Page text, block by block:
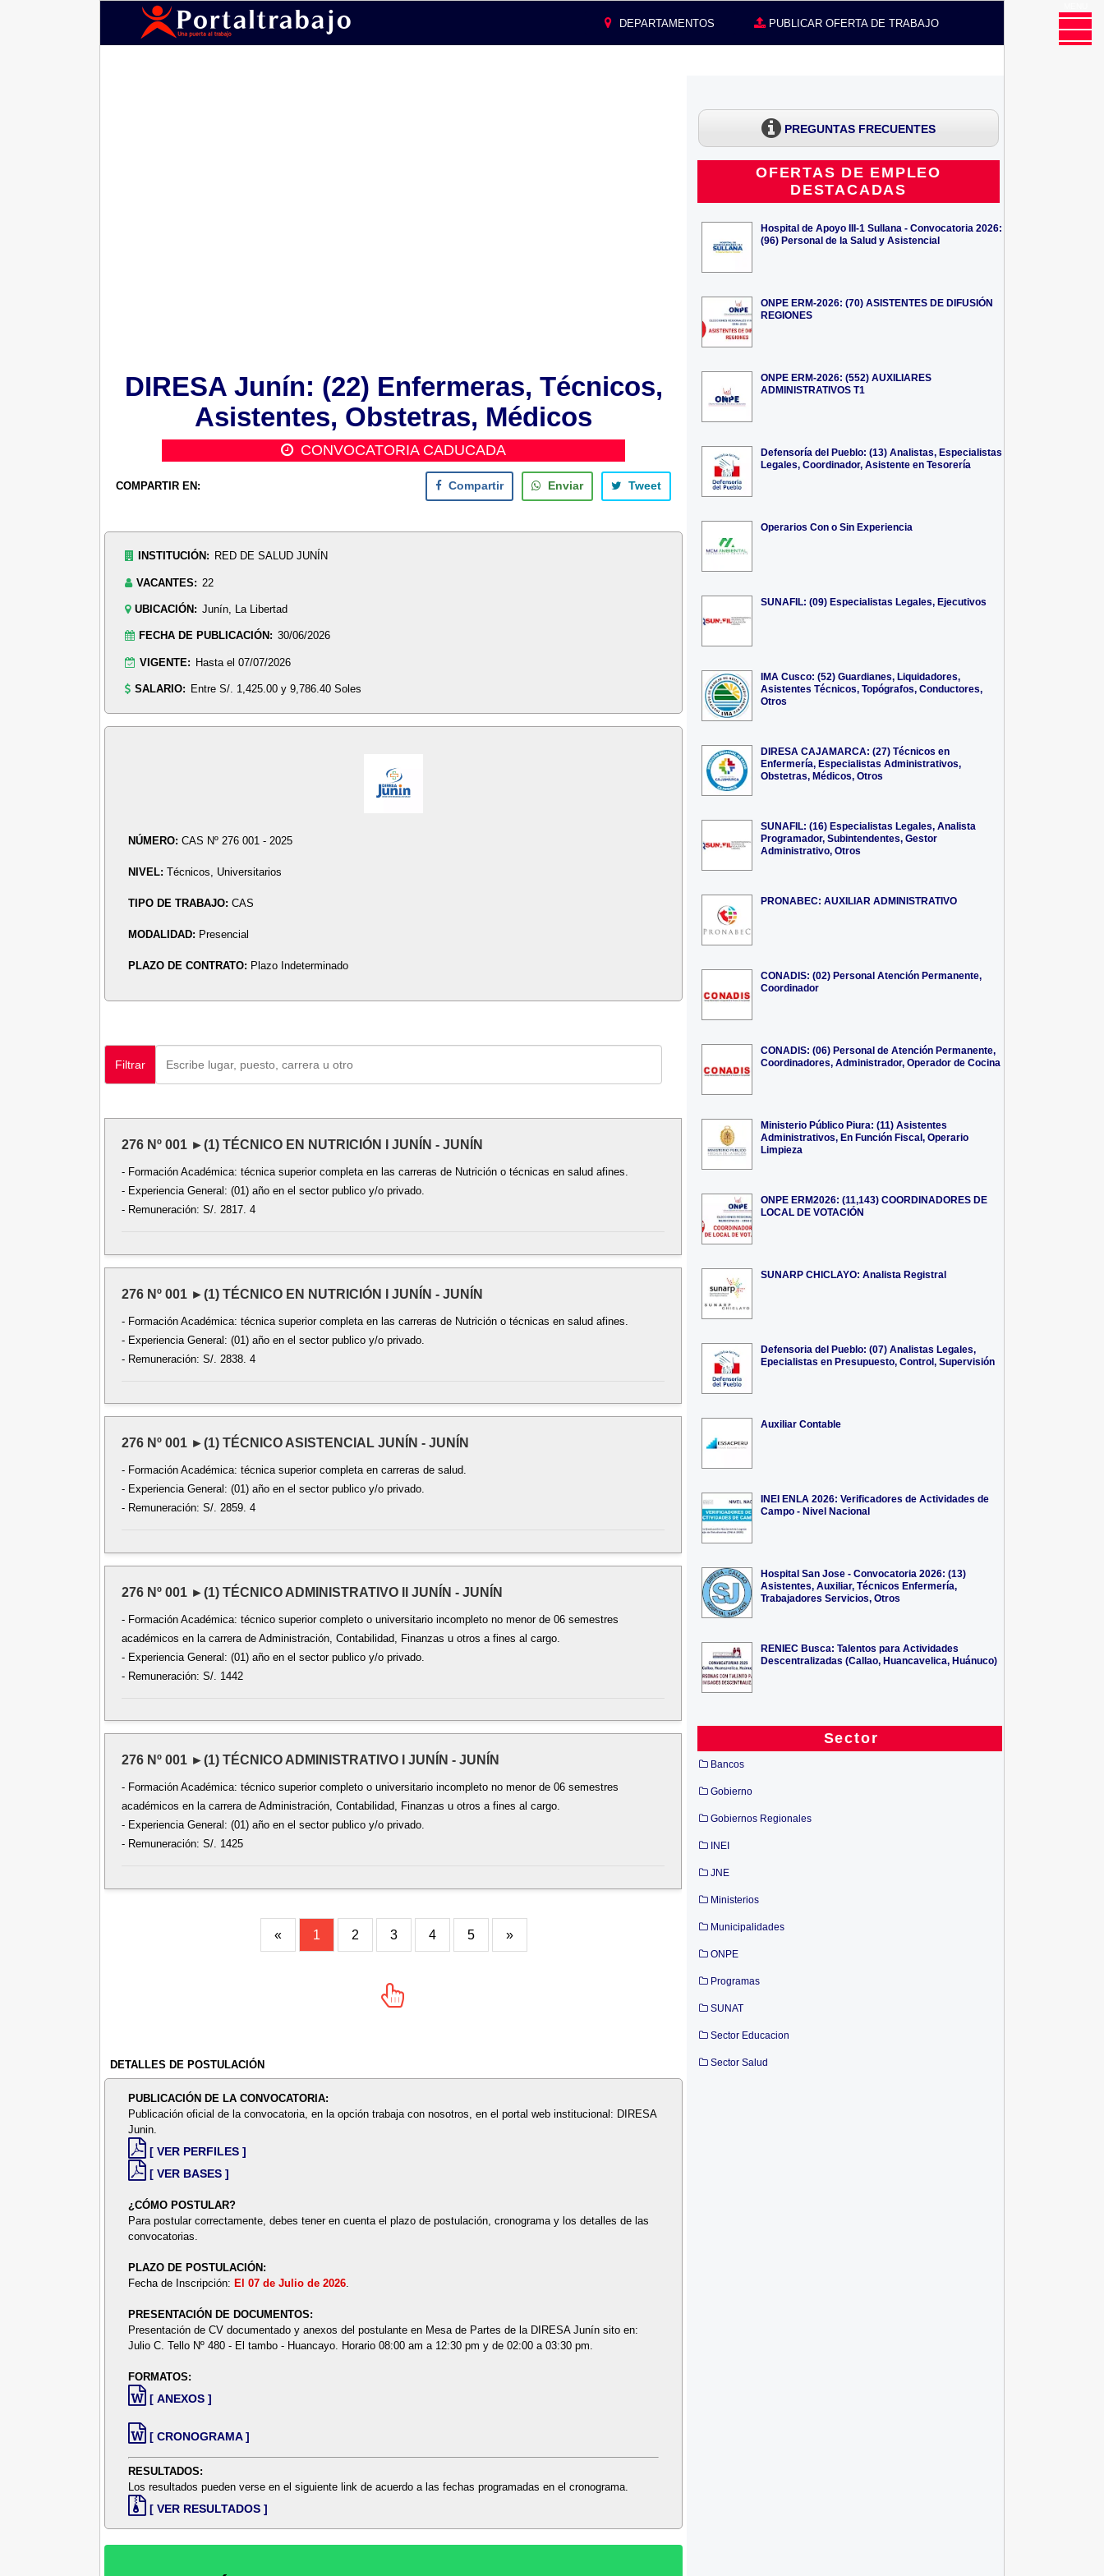
DEPARTAMENTOS PUBLICAR OFERTA DE TRABAJO
DIRESA Junín: (22) Enfermeras, Técnicos,
Asistentes, Obstetras, Médicos
CONVOCATORIA CADUCADA
COMPARTIR EN: Compartir Enviar Tweet
INSTITUCIÓN: RED DE SALUD JUNÍN
VACANTES: 22
UBICACIÓN: Junín, La Libertad
FECHA DE PUBLICACIÓN: 30/06/2026
VIGENTE: Hasta el 07/07/2026
SALARIO: Entre S/. 1,425.00 y 9,786.40 Soles
NÚMERO:CAS Nº 276 001 - 2025
NIVEL:Técnicos, Universitarios
TIPO DE TRABAJO:CAS
MODALIDAD: Presencial
PLAZO DE CONTRATO: Plazo Indeterminado
Filtrar
276 Nº 001 ►(1) TÉCNICO EN NUTRICIÓN I JUNÍN - JUNÍN
- Formación Académica: técnica superior completa en las carreras de Nutrición o técnicas en salud afines.
- Experiencia General: (01) año en el sector publico y/o privado.
- Remuneración: S/. 2817. 4
276 Nº 001 ►(1) TÉCNICO EN NUTRICIÓN I JUNÍN - JUNÍN
- Formación Académica: técnica superior completa en las carreras de Nutrición o técnicas en salud afines.
- Experiencia General: (01) año en el sector publico y/o privado.
- Remuneración: S/. 2838. 4
276 Nº 001 ►(1) TÉCNICO ASISTENCIAL JUNÍN - JUNÍN
- Formación Académica: técnica superior completa en carreras de salud.
- Experiencia General: (01) año en el sector publico y/o privado.
- Remuneración: S/. 2859. 4
276 Nº 001 ►(1) TÉCNICO ADMINISTRATIVO II JUNÍN - JUNÍN
- Formación Académica: técnico superior completo o universitario incompleto no menor de 06 semestres
académicos en la carrera de Administración, Contabilidad, Finanzas u otros a fines al cargo.
- Experiencia General: (01) año en el sector publico y/o privado.
- Remuneración: S/. 1442
276 Nº 001 ►(1) TÉCNICO ADMINISTRATIVO I JUNÍN - JUNÍN
- Formación Académica: técnico superior completo o universitario incompleto no menor de 06 semestres
académicos en la carrera de Administración, Contabilidad, Finanzas u otros a fines al cargo.
- Experiencia General: (01) año en el sector publico y/o privado.
- Remuneración: S/. 1425
« 1 2 3 4 5 »
DETALLES DE POSTULACIÓN
PUBLICACIÓN DE LA CONVOCATORIA:
Publicación oficial de la convocatoria, en la opción trabaja con nosotros, en el portal web institucional: DIRESA
Junin.
[ VER PERFILES ]
[ VER BASES ]
¿CÓMO POSTULAR?
Para postular correctamente, debes tener en cuenta el plazo de postulación, cronograma y los detalles de las
convocatorias.
PLAZO DE POSTULACIÓN:
Fecha de Inscripción:El 07 de Julio de 2026
PRESENTACIÓN DE DOCUMENTOS:
Presentación de CV documentado y anexos del postulante en Mesa de Partes de la DIRESA Junín sito en:
Julio C. Tello Nº 480 - El tambo - Huancayo. Horario 08:00 am a 12:30 pm y de 02:00 a 03:30 pm.
FORMATOS:
[ ANEXOS ]
[ CRONOGRAMA ]
RESULTADOS:
Los resultados pueden verse en el siguiente link de acuerdo a las fechas programadas en el cronograma.
[ VER RESULTADOS ]
PREGUNTAS FRECUENTES
OFERTAS DE EMPLEO
DESTACADAS
Hospital de Apoyo III-1 Sullana - Convocatoria 2026:
(96) Personal de la Salud y Asistencial
ONPE ERM-2026: (70) ASISTENTES DE DIFUSIÓN
REGIONES
ONPE ERM-2026: (552) AUXILIARES
ADMINISTRATIVOS T1
Defensoría del Pueblo: (13) Analistas, Especialistas
Legales, Coordinador, Asistente en Tesorería
Operarios Con o Sin Experiencia
SUNAFIL: (09) Especialistas Legales, Ejecutivos
IMA Cusco: (52) Guardianes, Liquidadores,
Asistentes Técnicos, Topógrafos, Conductores,
Otros
DIRESA CAJAMARCA: (27) Técnicos en
Enfermería, Especialistas Administrativos,
Obstetras, Médicos, Otros
SUNAFIL: (16) Especialistas Legales, Analista
Programador, Subintendentes, Gestor
Administrativo, Otros
PRONABEC: AUXILIAR ADMINISTRATIVO
CONADIS: (02) Personal Atención Permanente,
Coordinador
CONADIS: (06) Personal de Atención Permanente,
Coordinadores, Administrador, Operador de Cocina
Ministerio Público Piura: (11) Asistentes
Administrativos, En Función Fiscal, Operario
Limpieza
ONPE ERM2026: (11,143) COORDINADORES DE
LOCAL DE VOTACIÓN
SUNARP CHICLAYO: Analista Registral
Defensoria del Pueblo: (07) Analistas Legales,
Epecialistas en Presupuesto, Control, Supervisión
Auxiliar Contable
INEI ENLA 2026: Verificadores de Actividades de
Campo - Nivel Nacional
Hospital San Jose - Convocatoria 2026: (13)
Asistentes, Auxiliar, Técnicos Enfermería,
Trabajadores Servicios, Otros
RENIEC Busca: Talentos para Actividades
Descentralizadas (Callao, Huancavelica, Huánuco)
Sector
Bancos
Gobierno
Gobiernos Regionales
INEI
JNE
Ministerios
Municipalidades
ONPE
Programas
SUNAT
Sector Educacion
Sector Salud